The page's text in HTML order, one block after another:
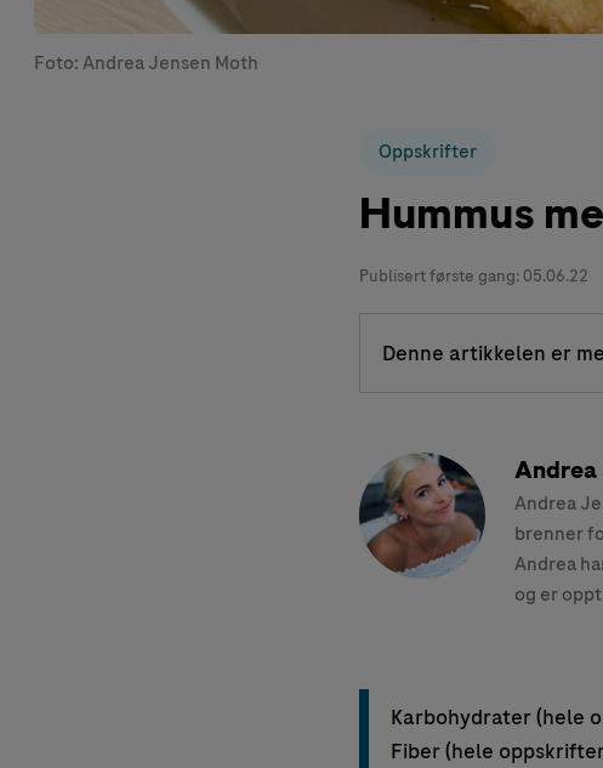
Foto: Andrea Jensen Moth
Oppskrifter
Hummus
Publisert første gang: 05.06.22
Denne artikkelen er
Andrea
Andrea
brenner
Andrea
og er
Karbohydrater (hele
Fiber (hele